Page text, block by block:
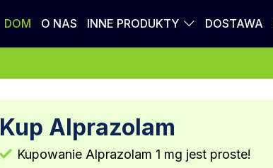
DOM O NAS INNE PRODUKTY DOSTAWA
Kup Alprazolam
Kupowanie Alprazolam 1 mg jest proste!